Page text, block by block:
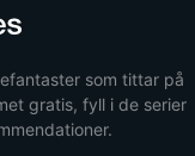
som tittar på
gratis, fyll i de serier